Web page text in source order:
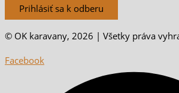
Prihlásiť sa k odberu
© OK karavany, 2026 | Všetky práva
Facebook